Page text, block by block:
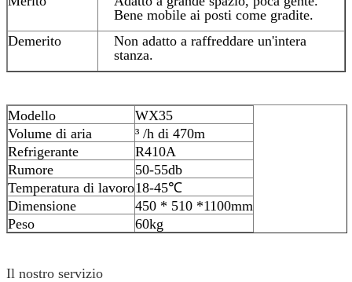
Bene mobile ai posti come gradite.
Demerito
Non adatto a raffreddare un'intera
stanza.
Modello
WX35
Volume di aria
³ /h di 470m
Refrigerante
R410A
Rumore
50-55db
Temperatura di lavoro18-45℃
Dimensione
450 * 510 *1100mm
Peso
60kg
Il nostro servizio